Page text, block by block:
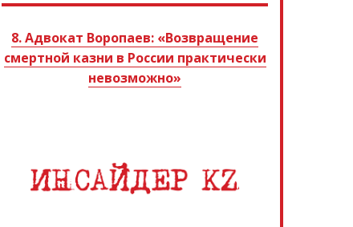
8. Адвокат Воропаев: «Возвращение
смертной казни в России практически
невозможно»